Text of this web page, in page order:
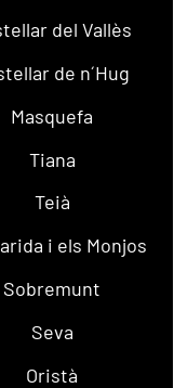
del Vallès
de n´Hug
Masquefa
Tiana
Teià
i els Monjos
Sobremunt
Seva
Oristà